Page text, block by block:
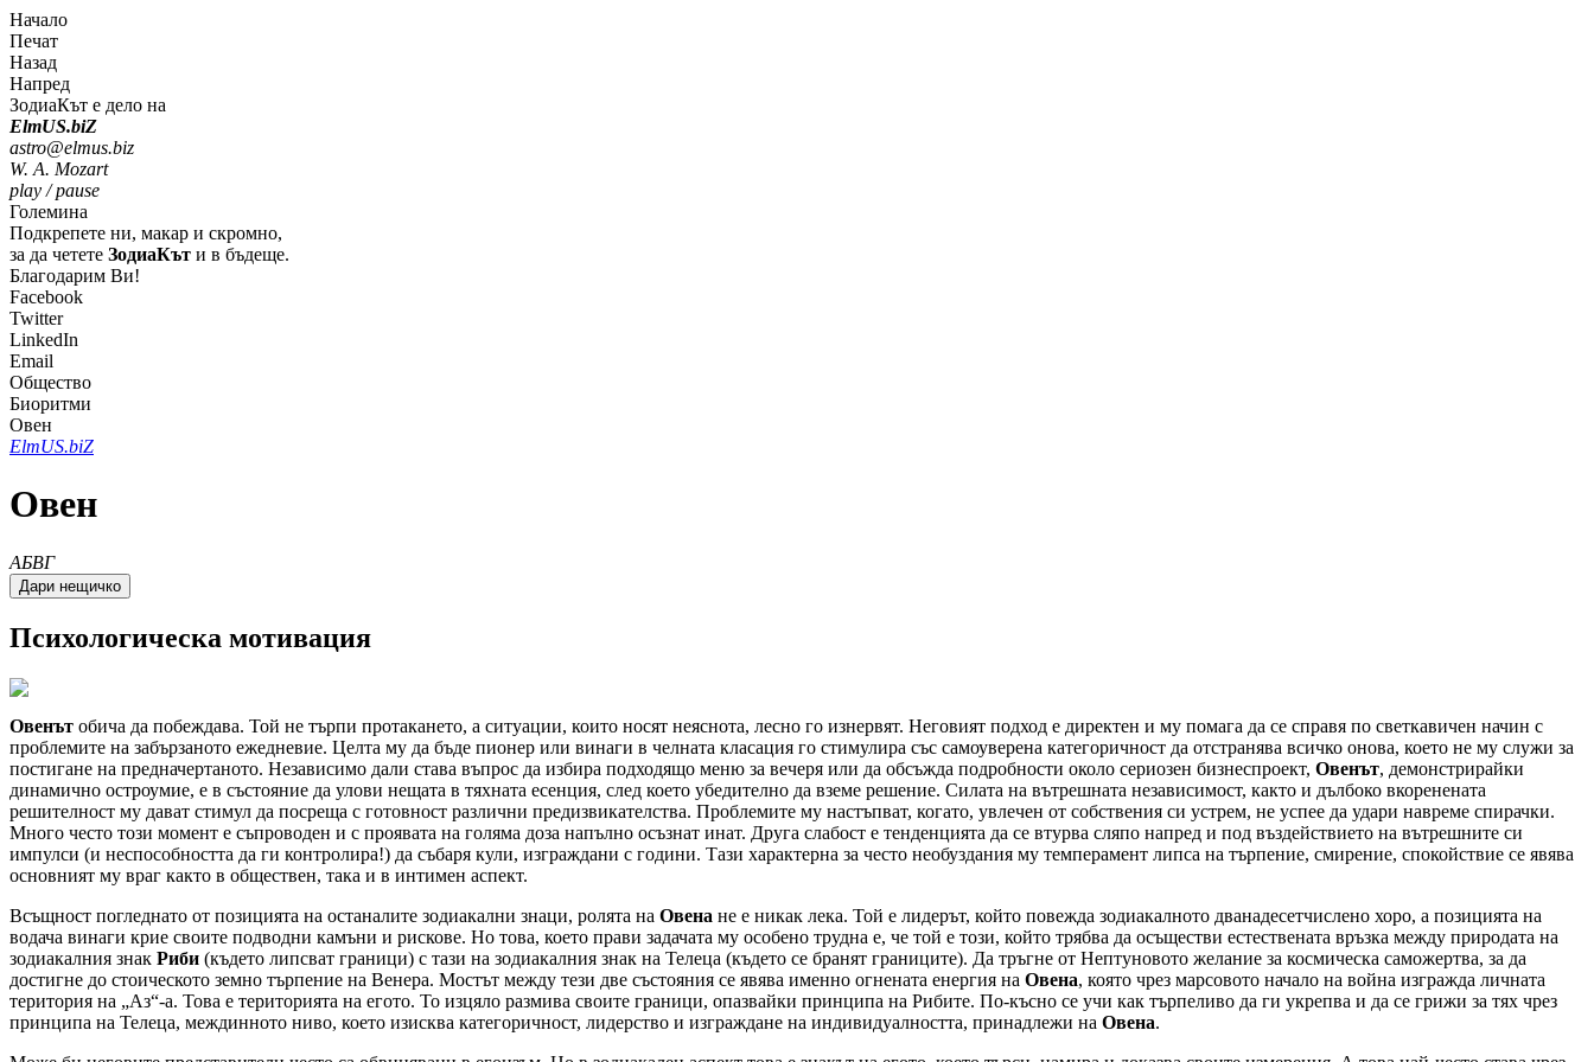
Начало
Печат
Назад
Напред
ЗодиаКът е дело на
ElmUS.biZ
astro@elmus.biz
W. A. Mozart
play / pause
Големина
Подкрепете ни, макар и скромно,
за да четете ЗодиаКът и в бъдеще.
Благодарим Ви!
Facebook
Twitter
LinkedIn
Email
Общество
Биоритми
Овен
ElmUS.biZ
Овен
AБВГ
Психологическа мотивация
Овенът обича да побеждава. Той не търпи протакането, а ситуации, които носят неяснота, лесно го изнервят. Неговият подход е директен и му помага да се справя по светкавичен начин с
проблемите на забързаното ежедневие. Целта му да бъде пионер или винаги в челната класация го стимулира със самоуверена категоричност да отстранява всичко онова, което не му служи за
постигане на предначертаното. Независимо дали става въпрос да избира подходящо меню за вечеря или да обсъжда подробности около сериозен бизнеспроект, Овенът, демонстрирайки
динамично остроумие, е в състояние да улови нещата в тяхната есенция, след което убедително да вземе решение. Силата на вътрешната независимост, както и дълбоко вкоренената
решителност му дават стимул да посреща с готовност различни предизвикателства. Проблемите му настъпват, когато, увлечен от собствения си устрем, не успее да удари навреме спирачки.
Много често този момент е съпроводен и с проявата на голяма доза напълно осъзнат инат. Друга слабост е тенденцията да се втурва сляпо напред и под въздействието на вътрешните си
импулси (и неспособността да ги контролира!) да събаря кули, изграждани с години. Тази характерна за често необуздания му темперамент липса на търпение, смирение, спокойствие се явява
основният му враг както в обществен, така и в интимен аспект.
Всъщност погледнато от позицията на останалите зодиакални знаци, ролята на Овена не е никак лека. Той е лидерът, който повежда зодиакалното дванадесетчислено хоро, а позицията на
водача винаги крие своите подводни камъни и рискове. Но това, което прави задачата му особено трудна е, че той е този, който трябва да осъществи естествената връзка между природата на
зодиакалния знак Риби (където липсват граници) с тази на зодиакалния знак на Телеца (където се бранят границите). Да тръгне от Нептуновото желание за космическа саможертва, за да
достигне до стоическото земно търпение на Венера. Мостът между тези две състояния се явява именно огнената енергия на Овена, която чрез марсовото начало на война изгражда личната
територия на
Аз -а. Това е територията на егото. То изцяло размива своите граници, опазвайки принципа на Рибите. По-късно се учи как търпеливо да ги укрепва и да се грижи за тях чрез
принципа на Телеца, междинното ниво, което изисква категоричност, лидерство и изграждане на индивидуалността, принадлежи на Овена.